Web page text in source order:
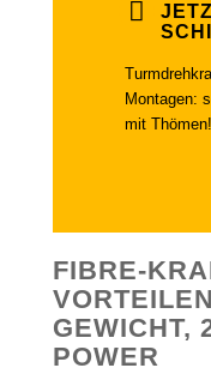
Montagen:
mit Thömen!
FIBRE-
GEWICHT,
POWER